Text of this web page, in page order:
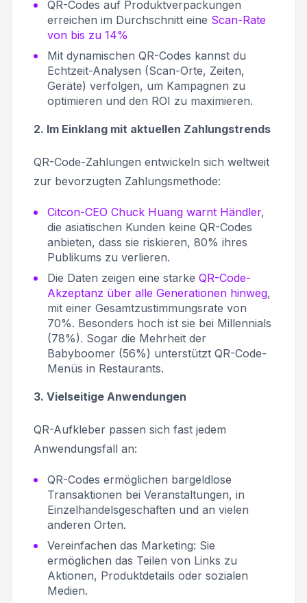
QR-Codes auf Produktverpackungen
erreichen im Durchschnitt eine Scan-Rate
von bis zu 14%
Mit dynamischen QR-Codes kannst du
Echtzeit-Analysen (Scan-Orte, Zeiten,
Geräte) verfolgen, um Kampagnen zu
optimieren und den ROI zu maximieren.
2. Im Einklang mit aktuellen Zahlungstrends
QR-Code-Zahlungen entwickeln sich weltweit
zur bevorzugten Zahlungsmethode:
Citcon-CEO Chuck Huang warnt Händler,
die asiatischen Kunden keine QR-Codes
anbieten, dass sie riskieren, 80% ihres
Publikums zu verlieren.
Die Daten zeigen eine starke QR-Code-
Akzeptanz über alle Generationen hinweg,
mit einer Gesamtzustimmungsrate von
70%. Besonders hoch ist sie bei Millennials
(78%). Sogar die Mehrheit der
Babyboomer (56%) unterstützt QR-Code-
Menüs in Restaurants.
3. Vielseitige Anwendungen
QR-Aufkleber passen sich fast jedem
Anwendungsfall an:
QR-Codes ermöglichen bargeldlose
Transaktionen bei Veranstaltungen, in
Einzelhandelsgeschäften und an vielen
anderen Orten.
Vereinfachen das Marketing: Sie
ermöglichen das Teilen von Links zu
Aktionen, Produktdetails oder sozialen
Medien.